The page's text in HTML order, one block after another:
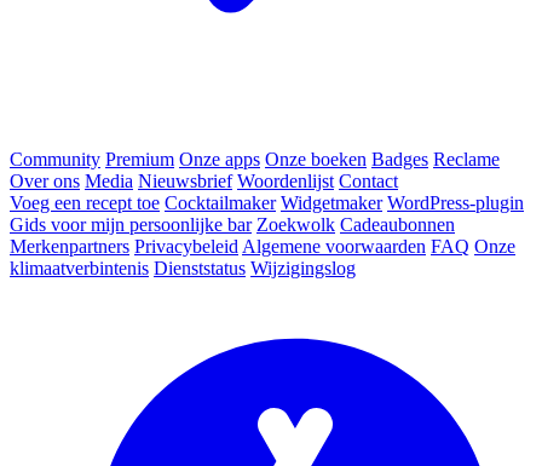
Community Premium Onze apps Onze boeken Badges Reclame
Over ons Media Nieuwsbrief Woordenlijst Contact
Voeg een recept toe Cocktailmaker Widgetmaker WordPress-plugin
Gids voor mijn persoonlijke bar Zoekwolk Cadeaubonnen
Merkenpartners Privacybeleid Algemene voorwaarden FAQ Onze
klimaatverbintenis Dienststatus Wijzigingslog